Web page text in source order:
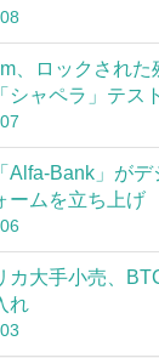
、ロックされ
シャペラ」テス
Alfa-Bank」がデ
ームを立ち上げ
カ大手小売、
れ